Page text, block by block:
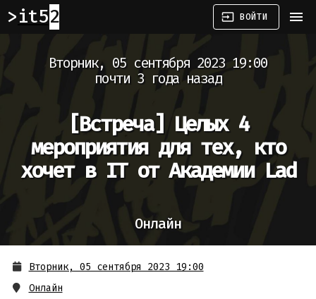
it52 input ВОЙТИ menu
Вторник, 05 сентября 2023 19:00
почти 3 года назад
[Встреча]
Целых 4
мероприятия для тех, кто
хочет в IT от Академии Lad
Онлайн
Вторник, 05 сентября 2023 19:00
Онлайн